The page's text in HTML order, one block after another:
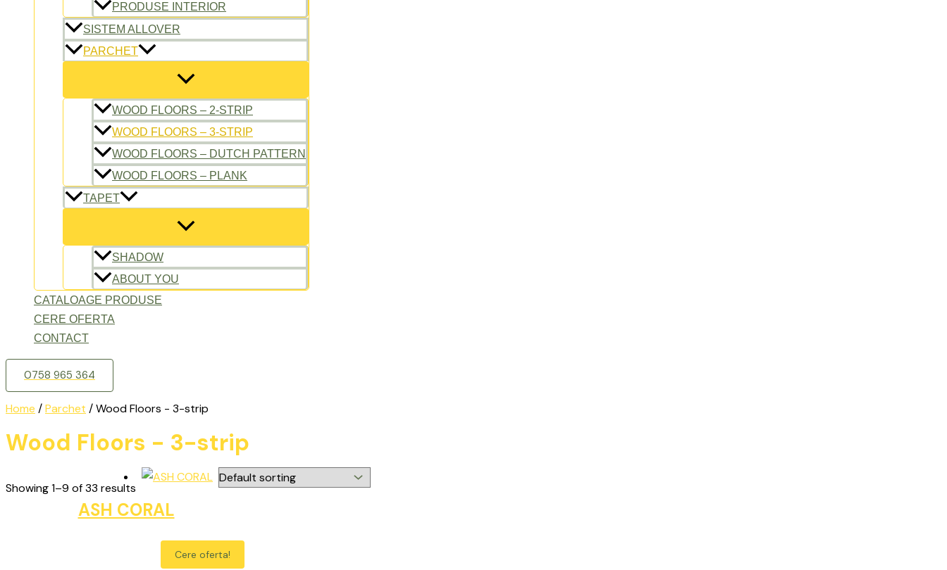
PRODUSE INTERIOR
SISTEM ALLOVER
PARCHET
WOOD FLOORS – 2-STRIP
WOOD FLOORS – 3-STRIP
WOOD FLOORS – DUTCH PATTERN
WOOD FLOORS – PLANK
TAPET
SHADOW
ABOUT YOU
CATALOAGE PRODUSE
CERE OFERTA
CONTACT
0758 965 364
Home /Parchet / Wood Floors - 3-strip
Wood Floors - 3-strip
Showing 1–9 of 33 results
ASH CORAL
Cere oferta!